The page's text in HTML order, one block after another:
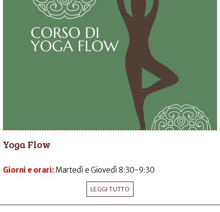
Yoga Flow
Giorni e orari: Martedì e Giovedì 8:30-9:30
LEGGI TUTTO